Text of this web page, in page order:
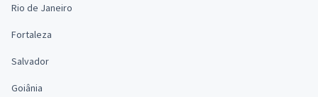
Rio de Janeiro
Fortaleza
Salvador
Goiânia